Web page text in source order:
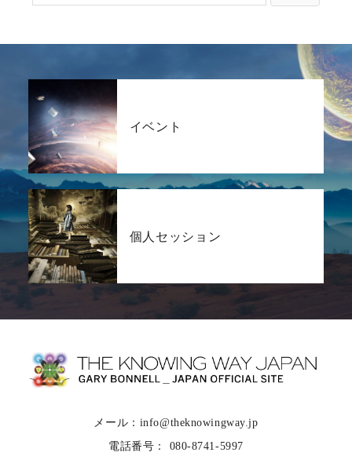
イベント
個人セッション
メール：info@theknowingway.jp
電話番号： 080-8741-5997